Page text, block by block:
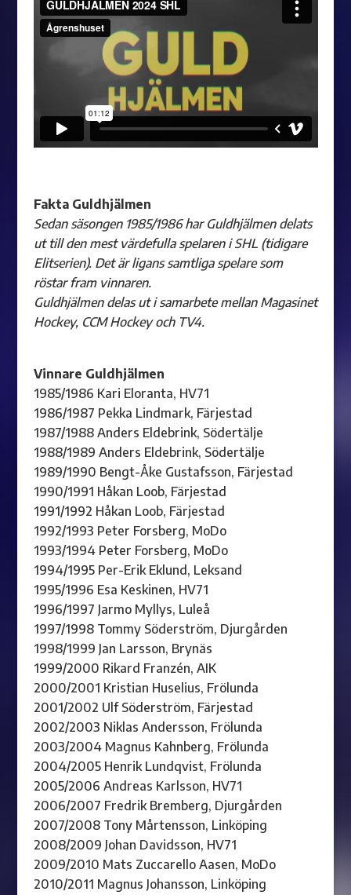
Fakta Guldhjälmen
Sedan säsongen 1985/1986 har Guldhjälmen delats
ut till den mest värdefulla spelaren i SHL (tidigare
Elitserien). Det är ligans samtliga spelare som
röstar fram vinnaren.
Guldhjälmen delas ut i samarbete mellan Magasinet
Hockey, CCM Hockey och TV4.
Vinnare Guldhjälmen
1985/1986 Kari Eloranta, HV71
1986/1987 Pekka Lindmark, Färjestad
1987/1988 Anders Eldebrink, Södertälje
1988/1989 Anders Eldebrink, Södertälje
1989/1990 Bengt-Åke Gustafsson, Färjestad
1990/1991 Håkan Loob, Färjestad
1991/1992 Håkan Loob, Färjestad
1992/1993 Peter Forsberg, MoDo
1993/1994 Peter Forsberg, MoDo
1994/1995 Per-Erik Eklund, Leksand
1995/1996 Esa Keskinen, HV71
1996/1997 Jarmo Myllys, Luleå
1997/1998 Tommy Söderström, Djurgården
1998/1999 Jan Larsson, Brynäs
1999/2000 Rikard Franzén, AIK
2000/2001 Kristian Huselius, Frölunda
2001/2002 Ulf Söderström, Färjestad
2002/2003 Niklas Andersson, Frölunda
2003/2004 Magnus Kahnberg, Frölunda
2004/2005 Henrik Lundqvist, Frölunda
2005/2006 Andreas Karlsson, HV71
2006/2007 Fredrik Bremberg, Djurgården
2007/2008 Tony Mårtensson, Linköping
2008/2009 Johan Davidsson, HV71
2009/2010 Mats Zuccarello Aasen, MoDo
2010/2011 Magnus Johansson, Linköping